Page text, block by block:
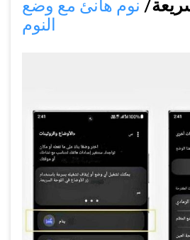
نوم هانئ مع وضع
النوم